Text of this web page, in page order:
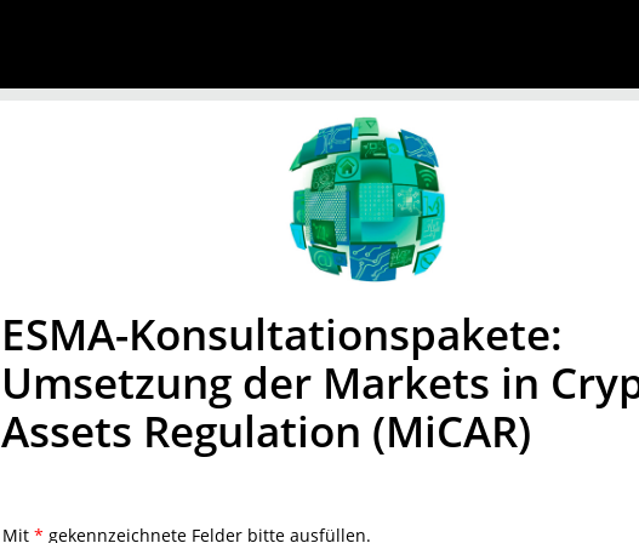
ESMA-Konsultationspakete:
Umsetzung der Markets in
Assets Regulation (MiCAR)
Mit * gekennzeichnete Felder bitte ausfüllen.